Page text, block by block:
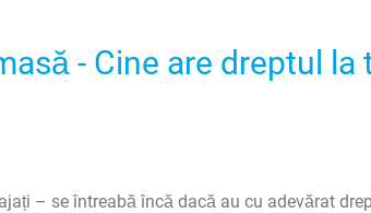
- Cine are dreptul la
– se întreabă încă dacă au cu adevărat